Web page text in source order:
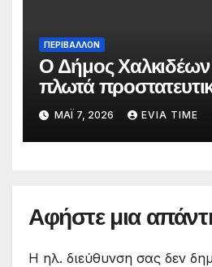
ΠΕΡΙΒΑΛΛΟΝ
Ο Δήμος Χαλκιδέων
πλωτά
στις παραλίες του
ΜΆΙ 7, 2026 EVIA TIME
Αφήστε μια
Η ηλ. διεύθυνση σας δεν